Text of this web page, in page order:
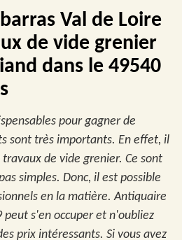
Val de Loire
de vide grenier
dans le 49540
pour gagner de
sont très importants. En effet, il
de vide grenier. Ce sont
simples. Donc, il est possible
en la matière. Antiquaire
peut s'en occuper et n'oubliez
prix intéressants. Si vous avez